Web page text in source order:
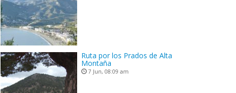
Ruta por los Prados de Alta
Montaña
7 Jun, 08:09 am